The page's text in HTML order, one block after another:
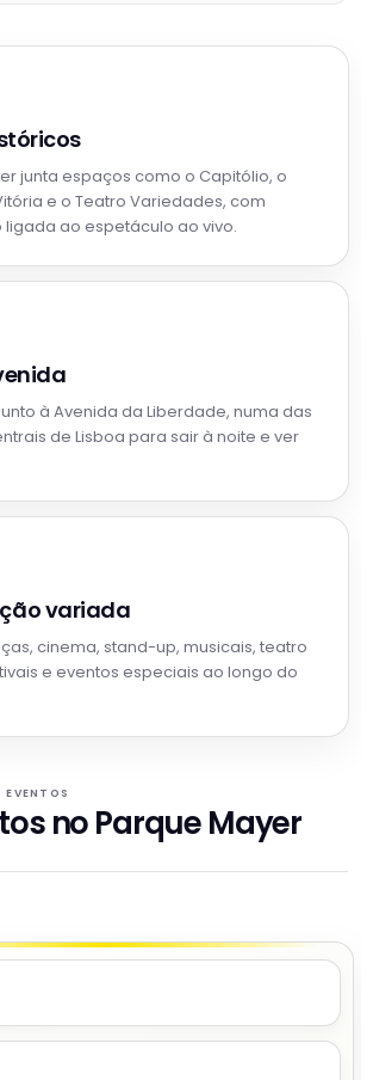
junta espaços como o Capitólio, o
e o Teatro Variedades, com
ao espetáculo ao vivo.
à Avenida da Liberdade, numa das
de Lisboa para sair à noite e ver
variada
cinema, stand-up, musicais, teatro
e eventos especiais ao longo do
EVENTOS
no Parque Mayer